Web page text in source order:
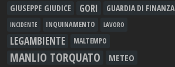
GIUSEPPE GIUDICE GORI GUARDIA DI FINANZA
INCIDENTE INQUINAMENTO LAVORO
LEGAMBIENTE MALTEMPO
MANLIO TORQUATO METEO